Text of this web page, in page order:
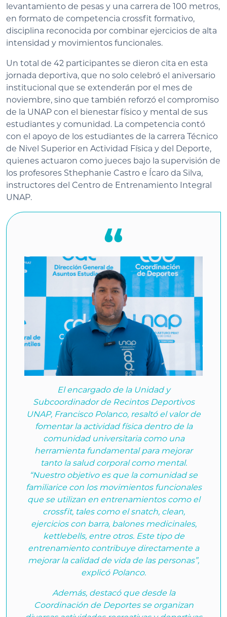
levantamiento de pesas y una carrera de 100 metros,
en formato de competencia crossfit formativo,
disciplina reconocida por combinar ejercicios de alta
intensidad y movimientos funcionales.
Un total de 42 participantes se dieron cita en esta
jornada deportiva, que no solo celebró el aniversario
institucional que se extenderán por el mes de
noviembre, sino que también reforzó el compromiso
de la UNAP con el bienestar físico y mental de sus
estudiantes y comunidad. La competencia contó
con el apoyo de los estudiantes de la carrera Técnico
de Nivel Superior en Actividad Física y del Deporte,
quienes actuaron como jueces bajo la supervisión de
los profesores Sthephanie Castro e Ícaro da Silva,
instructores del Centro de Entrenamiento Integral
UNAP.
El encargado de la Unidad y
Subcoordinador de Recintos Deportivos
UNAP, Francisco Polanco, resaltó el valor de
fomentar la actividad física dentro de la
comunidad universitaria como una
herramienta fundamental para mejorar
tanto la salud corporal como mental.
“Nuestro objetivo es que la comunidad se
familiarice con los movimientos funcionales
que se utilizan en entrenamientos como el
crossfit, tales como el snatch, clean,
ejercicios con barra, balones medicinales,
kettlebells, entre otros. Este tipo de
entrenamiento contribuye directamente a
mejorar la calidad de vida de las personas”,
explicó Polanco.
Además, destacó que desde la
Coordinación de Deportes se organizan